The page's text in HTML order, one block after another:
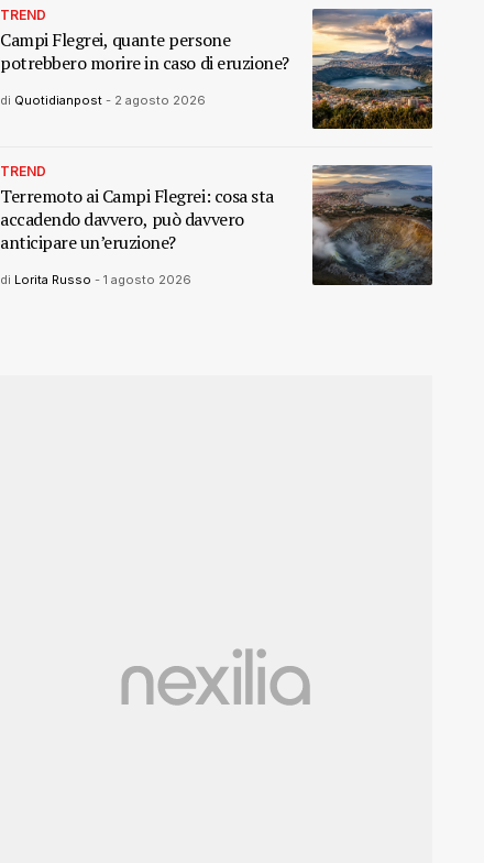
TREND
Campi Flegrei, quante persone
potrebbero morire in caso di eruzione?
di Quotidianpost - 2 agosto 2026
TREND
Terremoto ai Campi Flegrei: cosa sta
accadendo davvero, può davvero
anticipare un’eruzione?
di Lorita Russo - 1 agosto 2026